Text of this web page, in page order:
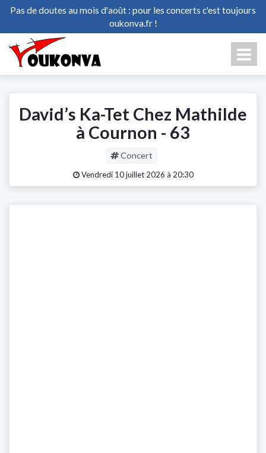
Pas de doutes au mois d'août : pour les concerts c'est toujours
oukonva.fr !
David’s Ka-Tet Chez Mathilde
à Cournon - 63
Concert
Vendredi 10 juillet 2026 à 20:30